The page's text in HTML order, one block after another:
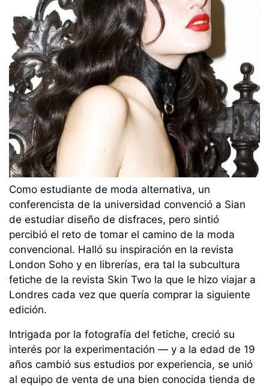
Como estudiante de moda alternativa, un
conferencista de la universidad convenció a Sian
de estudiar diseño de disfraces, pero sintió
percibió el reto de tomar el camino de la moda
convencional. Halló su inspiración en la revista
London Soho y en librerías, era tal la subcultura
fetiche de la revista Skin Two la que le hizo viajar a
Londres cada vez que quería comprar la siguiente
edición.
Intrigada por la fotografía del fetiche, creció su
interés por la experimentación — y a la edad de 19
años cambió sus estudios por experiencia, se unió
al equipo de venta de una bien conocida tienda de